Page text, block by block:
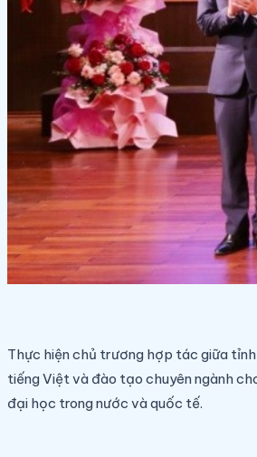
Thực hiện chủ trương hợp tác giữa
tiếng Việt và đào tạo chuyên ngành
đại học trong nước và quốc tế.